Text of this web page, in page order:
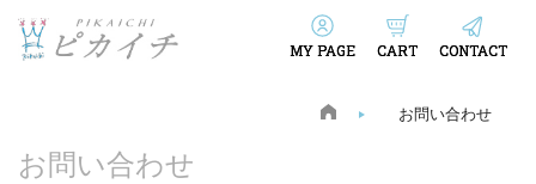
MY PAGE CART CONTACT
お問い合わせ
お問い合わせ